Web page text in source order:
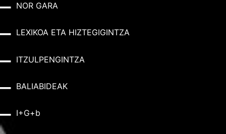
NOR GARA
LEXIKOA ETA HIZTEGIGINTZA
ITZULPENGINTZA
BALIABIDEAK
I+G+b